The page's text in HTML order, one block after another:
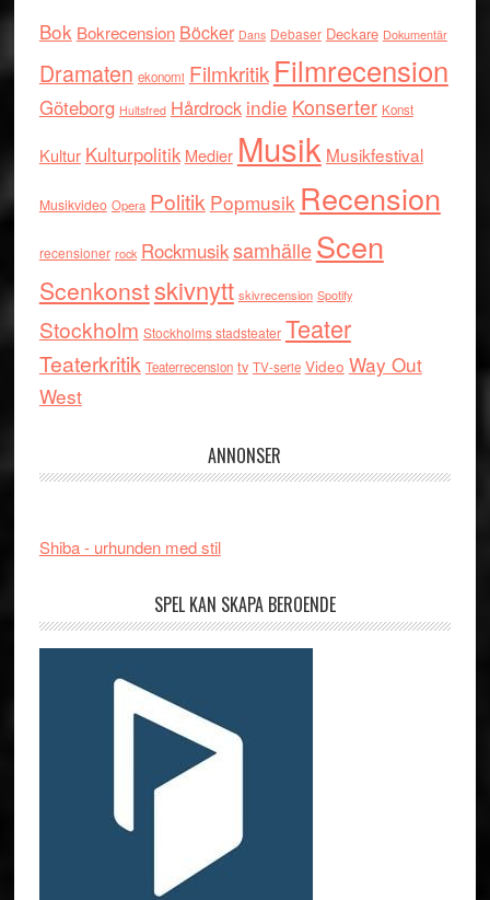
Bok Bokrecension Böcker Dans Debaser Deckare Dokumentär
Dramaten ekonomi Filmkritik Filmrecension
Göteborg Hultsfred Hårdrock indie Konserter Konst
Kultur Kulturpolitik Medier Musik Musikfestival
Musikvideo Opera Politik Popmusik Recension
recensioner rock RockmusiksamhälleScen
Scenkonstskivnytt skivrecension Spotify
Stockholm Stockholms stadsteater Teater
Teaterkritik Teaterrecension tv TV-serie Video Way Out
West
ANNONSER
Shiba - urhunden med stil
SPEL KAN SKAPA BEROENDE